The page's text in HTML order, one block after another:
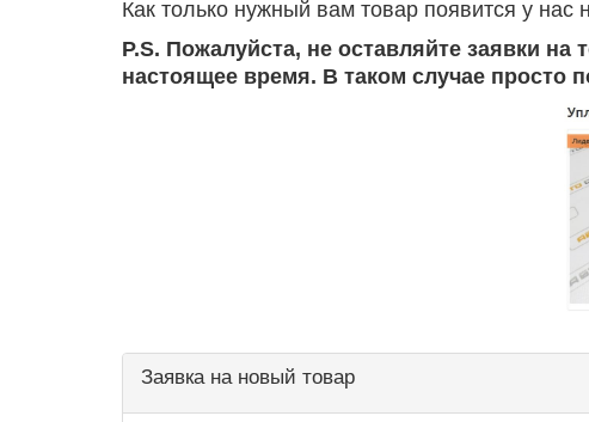
Как только нужный вам товар появится у
P.S. Пожалуйста, не оставляйте заявки
настоящее время. В таком случае просто
Заявка на новый товар